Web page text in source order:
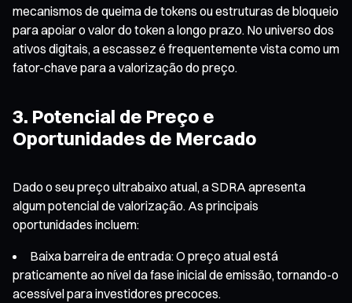
mecanismos de queima de tokens ou estruturas de bloqueio
para apoiar o valor do token a longo prazo. No universo dos
ativos digitais, a escassez é frequentemente vista como um
fator-chave para a valorização do preço.
3. Potencial de Preço e
Oportunidades de Mercado
Dado o seu preço ultrabaixo atual, a SDRA apresenta
algum potencial de valorização. As principais
oportunidades incluem:
Baixa barreira de entrada: O preço atual está
praticamente ao nível da fase inicial de emissão, tornando-o
acessível para investidores precoces.